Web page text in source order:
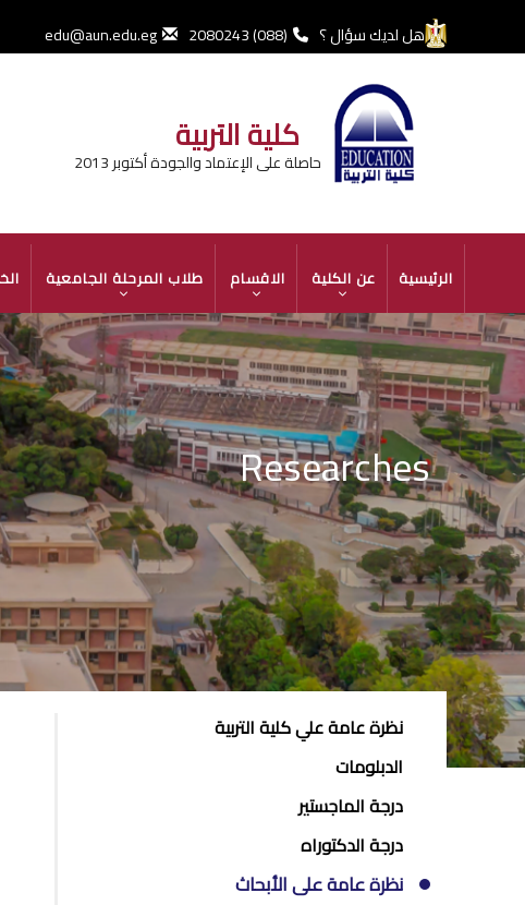
المحتوى
هل لديك سؤال ؟ (088) 2080243
edu@aun.edu.eg
كلية التربية
حاصلة على الإعتماد والجودة أكتوبر 2013
NAVIGATION
الرئيسية عن الكلية الاقسام طلاب المرحلة الجامعية
Researches
POSTGRAD
STUDIES
MENU
SIDE
BAR
نظرة عامة علي كلية التربية
الدبلومات
درجة الماجستير
درجة الدكتوراه
نظرة عامة على الأبحاث